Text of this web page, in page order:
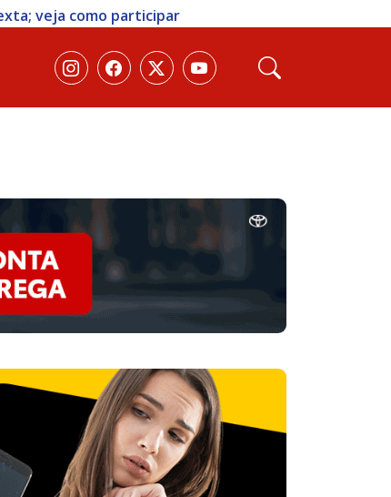
veja como participar